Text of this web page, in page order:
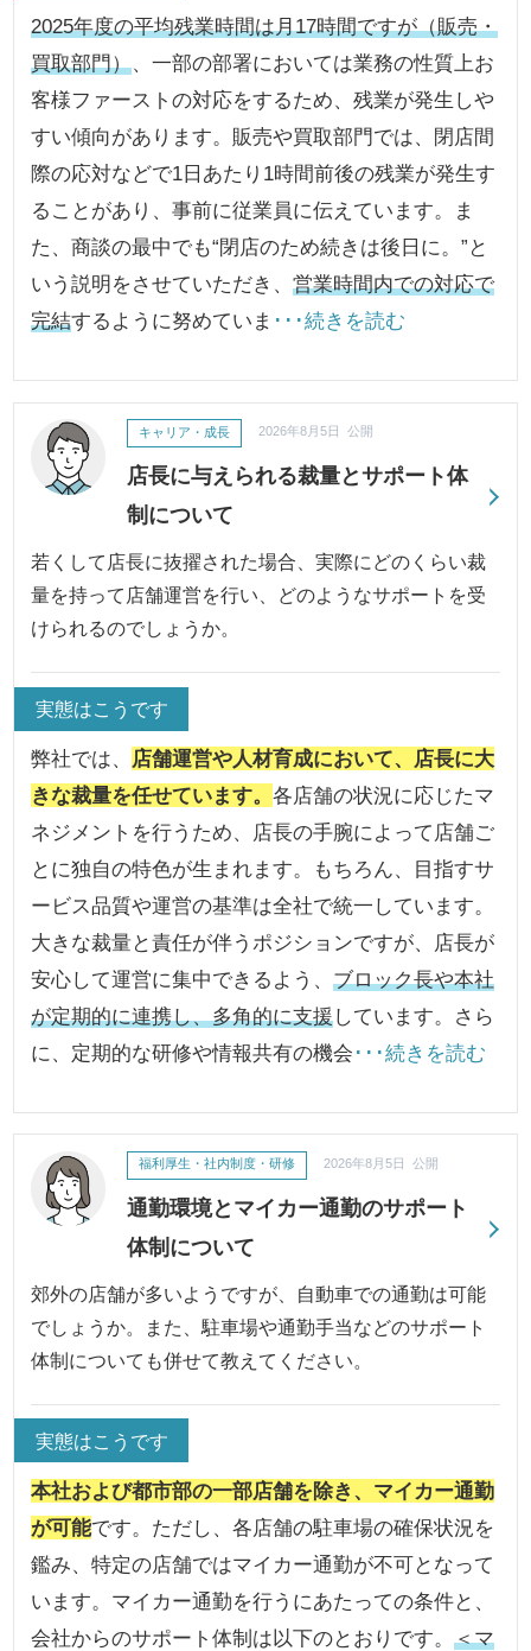
2025年度の平均残業時間は月17時間ですが（販売・
買取部門）、一部の部署においては業務の性質上お
客様ファーストの対応をするため、残業が発生しや
すい傾向があります。販売や買取部門では、閉店間
際の応対などで1日あたり1時間前後の残業が発生す
ることがあり、事前に従業員に伝えています。ま
た、商談の最中でも“閉店のため続きは後日に。”と
いう説明をさせていただき、営業時間内での対応で
完結するように努めていま ･･･続きを読む
店長に与えられる裁量とサポート体
制について
キャリア・成長 2026年8月5日 公開
若くして店長に抜擢された場合、実際にどのくらい裁
量を持って店舗運営を行い、どのようなサポートを受
けられるのでしょうか。
実態はこうです
弊社では、 店舗運営や人材育成において、店長に大
きな裁量を任せています。各店舗の状況に応じたマ
ネジメントを行うため、店長の手腕によって店舗ご
とに独自の特色が生まれます。もちろん、目指すサ
ービス品質や運営の基準は全社で統一しています。
大きな裁量と責任が伴うポジションですが、店長が
安心して運営に集中できるよう、ブロック長や本社
が定期的に連携し、多角的に支援しています。さら
に、定期的な研修や情報共有の機会 ･･･続きを読む
通勤環境とマイカー通勤のサポート
体制について
福利厚生・社内制度・研修 2026年8月5日 公開
郊外の店舗が多いようですが、自動車での通勤は可能
でしょうか。また、駐車場や通勤手当などのサポート
体制についても併せて教えてください。
実態はこうです
本社および都市部の一部店舗を除き、マイカー通勤
が可能です。ただし、各店舗の駐車場の確保状況を
鑑み、特定の店舗ではマイカー通勤が不可となって
います。マイカー通勤を行うにあたっての条件と、
会社からのサポート体制は以下のとおりです。＜マ